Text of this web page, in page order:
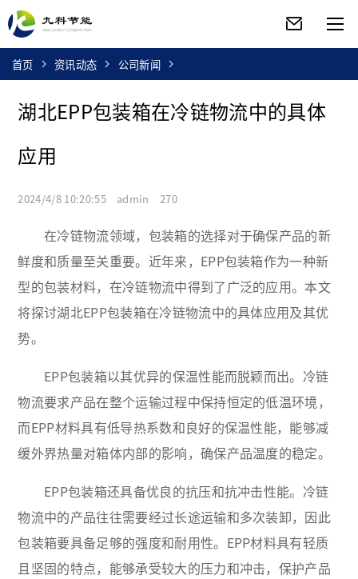
首页 资讯动态 公司新闻
湖北EPP包装箱在冷链物流中的具体
应用
2024/4/8 10:20:55 admin 270
在冷链物流领域，包装箱的选择对于确保产品的新
鲜度和质量至关重要。近年来，EPP包装箱作为一种新
型的包装材料，在冷链物流中得到了广泛的应用。本文
将探讨湖北EPP包装箱在冷链物流中的具体应用及其优
势。
EPP包装箱以其优异的保温性能而脱颖而出。冷链
物流要求产品在整个运输过程中保持恒定的低温环境，
而EPP材料具有低导热系数和良好的保温性能，能够减
缓外界热量对箱体内部的影响，确保产品温度的稳定。
EPP包装箱还具备优良的抗压和抗冲击性能。冷链
物流中的产品往往需要经过长途运输和多次装卸，因此
包装箱要具备足够的强度和耐用性。EPP材料具有轻质
且坚固的特点，能够承受较大的压力和冲击，保护产品